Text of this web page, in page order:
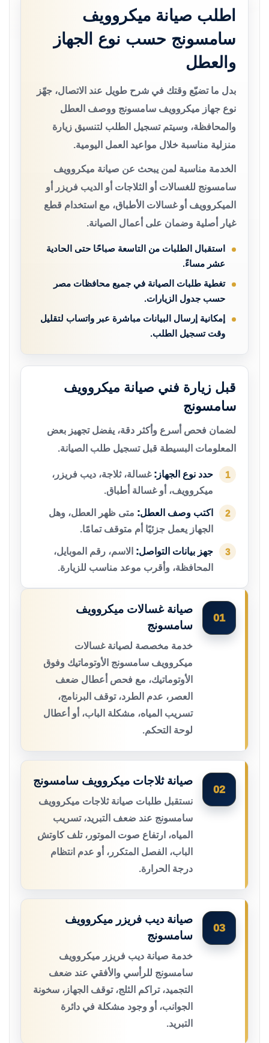
اطلب صيانة ميكروويف
سامسونج حسب نوع الجهاز
والعطل
بدل ما تضيّع وقتك في شرح طويل عند الاتصال، جهّز
نوع جهاز ميكروويف سامسونج ووصف العطل
والمحافظة، وسيتم تسجيل الطلب لتنسيق زيارة
منزلية مناسبة خلال مواعيد العمل اليومية.
الخدمة مناسبة لمن يبحث عن صيانة ميكروويف
سامسونج للغسالات أو الثلاجات أو الديب فريزر أو
الميكروويف أو غسالات الأطباق، مع استخدام قطع
غيار أصلية وضمان على أعمال الصيانة.
استقبال الطلبات من التاسعة صباحًا حتى الحادية
عشر مساءً.
تغطية طلبات الصيانة في جميع محافظات مصر
حسب جدول الزيارات.
إمكانية إرسال البيانات مباشرة عبر واتساب لتقليل
وقت تسجيل الطلب.
قبل زيارة فني صيانة ميكروويف
سامسونج
لضمان فحص أسرع وأكثر دقة، يفضل تجهيز بعض
المعلومات البسيطة قبل تسجيل طلب الصيانة.
1 حدد نوع الجهاز: غسالة، ثلاجة، ديب فريزر،
ميكروويف، أو غسالة أطباق.
2 اكتب وصف العطل: متى ظهر العطل، وهل
الجهاز يعمل جزئيًا أم متوقف تمامًا.
3 جهز بيانات التواصل: الاسم، رقم الموبايل،
المحافظة، وأقرب موعد مناسب للزيارة.
01
صيانة غسالات ميكروويف
سامسونج
خدمة مخصصة لصيانة غسالات
ميكروويف سامسونج الأوتوماتيك وفوق
الأوتوماتيك، مع فحص أعطال ضعف
العصر، عدم الطرد، توقف البرنامج،
تسريب المياه، مشكلة الباب، أو أعطال
لوحة التحكم.
02
صيانة ثلاجات ميكروويف سامسونج
نستقبل طلبات صيانة ثلاجات ميكروويف
سامسونج عند ضعف التبريد، تسريب
المياه، ارتفاع صوت الموتور، تلف كاوتش
الباب، الفصل المتكرر، أو عدم انتظام
درجة الحرارة.
03
صيانة ديب فريزر ميكروويف
سامسونج
خدمة صيانة ديب فريزر ميكروويف
سامسونج للرأسي والأفقي عند ضعف
التجميد، تراكم الثلج، توقف الجهاز، سخونة
الجوانب، أو وجود مشكلة في دائرة
التبريد.